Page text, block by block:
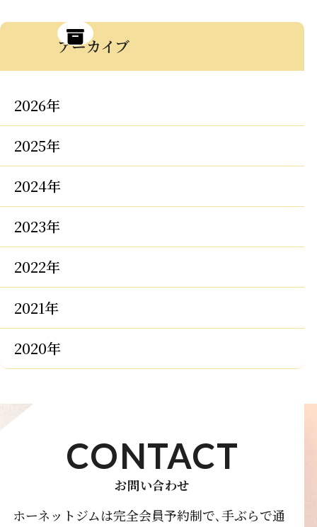
アーカイブ
2026年
2025年
2024年
2023年
2022年
2021年
2020年
CONTACT
お問い合わせ
ホーネットジムは完全会員予約制で､手ぶらで通